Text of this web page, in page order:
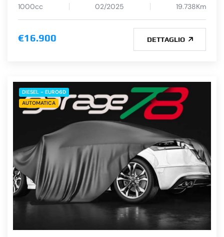
1000cc 02/2025 19.738Km
€16.900 DETTAGLIO
DIESEL - EURO6D
AUTOMATICA